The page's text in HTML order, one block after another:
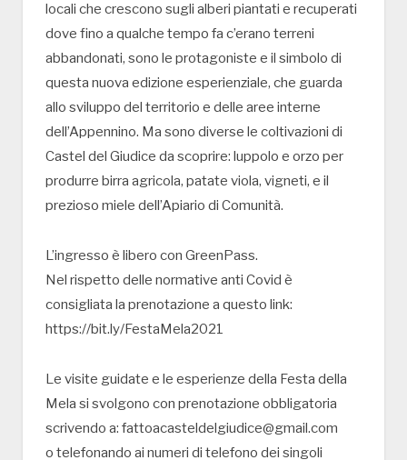
locali che crescono sugli alberi piantati e recuperati
dove fino a qualche tempo fa c’erano terreni
abbandonati, sono le protagoniste e il simbolo di
questa nuova edizione esperienziale, che guarda
allo sviluppo del territorio e delle aree interne
dell’Appennino. Ma sono diverse le coltivazioni di
Castel del Giudice da scoprire: luppolo e orzo per
produrre birra agricola, patate viola, vigneti, e il
prezioso miele dell’Apiario di Comunità.
L’ingresso è libero con GreenPass.
Nel rispetto delle normative anti Covid è
consigliata la prenotazione a questo link:
https://bit.ly/FestaMela2021
Le visite guidate e le esperienze della Festa della
Mela si svolgono con prenotazione obbligatoria
scrivendo a: fattoacasteldelgiudice@gmail.com
o telefonando ai numeri di telefono dei singoli